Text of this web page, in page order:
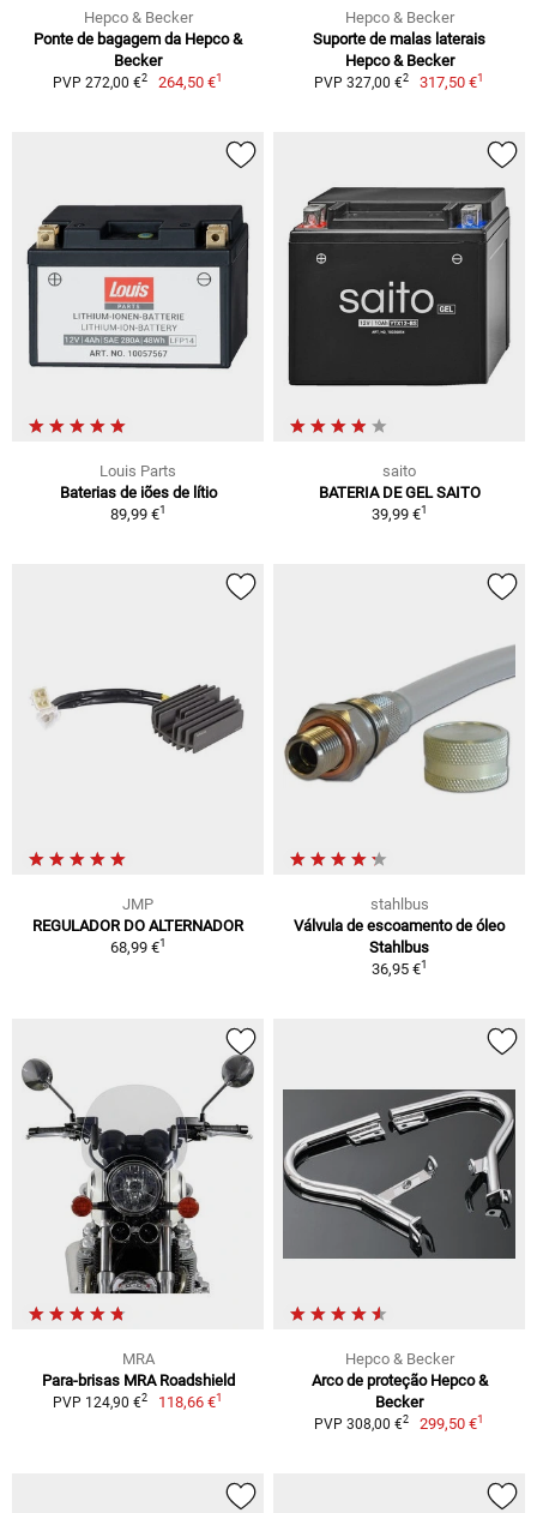
Hepco & Becker
Ponte de bagagem da Hepco &
Becker
PVP 272,00 €2 264,50 €1
Hepco & Becker
Suporte de malas laterais
Hepco & Becker
PVP 327,00 €2 317,50 €1
Louis Parts
Baterias de iões de lítio
89,99 €1
saito
BATERIA DE GEL SAITO
39,99 €1
JMP
REGULADOR DO ALTERNADOR
68,99 €1
stahlbus
Válvula de escoamento de óleo
Stahlbus
36,95 €1
MRA
Para-brisas MRA Roadshield
PVP 124,90 €2 118,66 €1
Hepco & Becker
Arco de proteção Hepco &
Becker
PVP 308,00 €2 299,50 €1